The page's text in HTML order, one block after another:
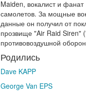
Maiden, вокалист и фанат
самолетов. За мощные
данные он получил от
прозвище "Air Raid Siren"
противовоздушной
Родились
Dave KAPP
George Van EPS